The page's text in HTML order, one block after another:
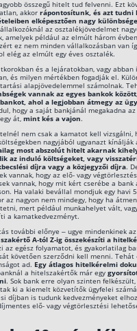
összegű hitelt tud felvenni. Ezt
akkor rápontosítunk, és azt tudni
elképesztően nagy
az osztalékjövedelmet
amelyek például az elmúlt három
ez nem minden vállalkozásban van
elég az elmúlt egy éves osztalék.
és a lejáratokban, vagy abban
és milyen mértékben fogadják el.
alapjövedelemmel számolnak.
vannak az egyes bankok
ahol a legjobban átmegy az
hogy a saját bankjánál megakadna
át, mint kés a vajon.
nem csak a kamatot kell vizsgálni,
nagyjából ugyanazt kínálják
most abszolút hitelt akarnak
az induló költségeket, vagy
díjra vagy a közjegyzői díjra.
vannak, hogy az elő- vagy
vannak, hogy mit kért cserébe a bank
Ha valaki bevállal mondjuk egy havi
az nagyon nem mindegy, hogy ha
mert például munkahelyet vált,
a kamatkedvezményt.
további előnye – ugye mindenkinek
A-tól Z-ig összekészíti a
az egész folyamatot, és gyakorlatilag
követően szerződni kell menni. Tehát
ad. Egy átlagos hitelkérelmi
a hitelszakértők már egy
. Sok bank erre olyan szinten
ki a kiemelt közvetítők ügyfelei
díjban is tudunk kedvezményeket
elő- vagy végtörlesztési